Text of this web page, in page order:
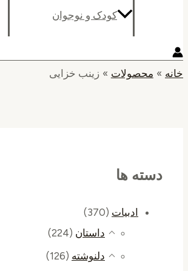
کودک و نوجوان
خانه محصولات زینب خزایی
دسته ها
ادبیات (370)
داستان (224)
دلنوشته (126)